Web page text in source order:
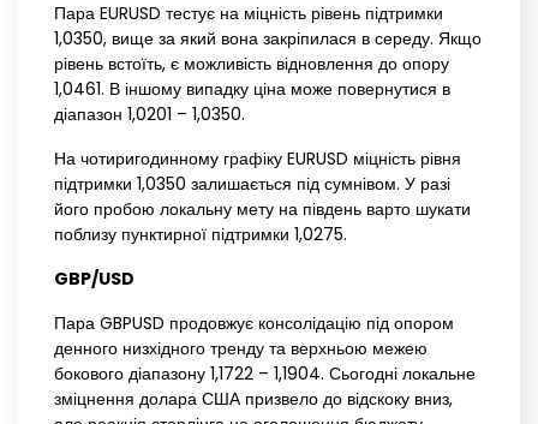
Пара EURUSD тестує на міцність рівень підтримки
1,0350, вище за який вона закріпилася в середу. Якщо
рівень встоїть, є можливість відновлення до опору
1,0461. В іншому випадку ціна може повернутися в
діапазон 1,0201 – 1,0350.
На чотиригодинному графіку EURUSD міцність рівня
підтримки 1,0350 залишається під сумнівом. У разі
його пробою локальну мету на південь варто шукати
поблизу пунктирної підтримки 1,0275.
GBP/USD
Пара GBPUSD продовжує консолідацію під опором
денного низхідного тренду та верхньою межею
бокового діапазону 1,1722 – 1,1904. Сьогодні локальне
зміцнення долара США призвело до відскоку вниз,